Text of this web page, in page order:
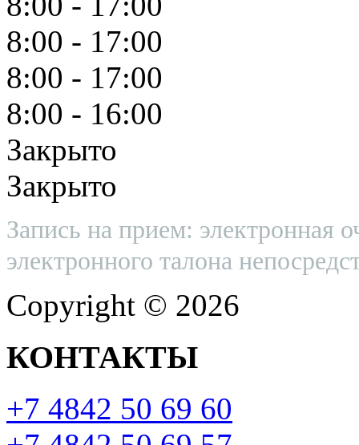
8:00 - 17:00
8:00 - 17:00
8:00 - 16:00
Закрыто
Закрыто
Запись на прием: электронная
электронного талона
Copyright © 2026
КОНТАКТЫ
+7 4842 50 69 60